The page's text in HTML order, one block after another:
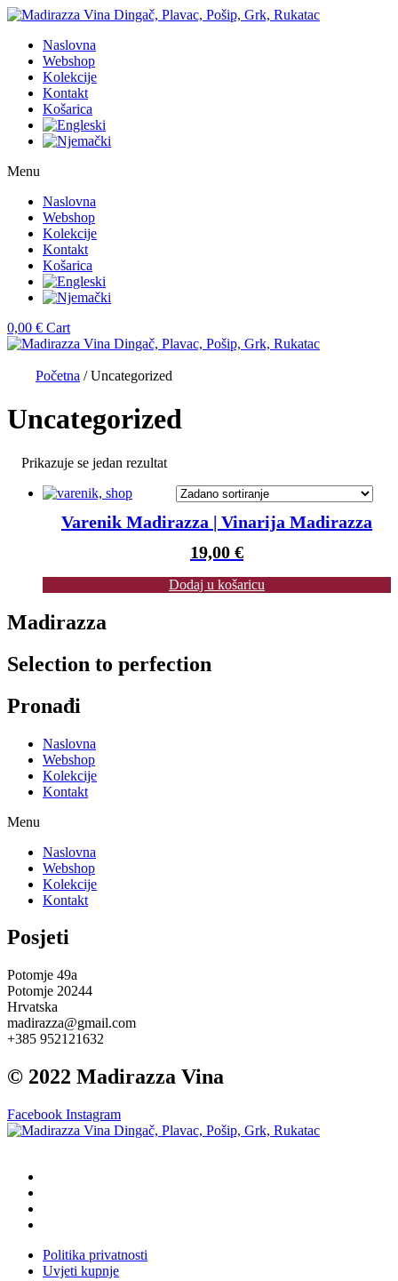
Naslovna
Webshop
Kolekcije
Kontakt
Košarica
Menu
Naslovna
Webshop
Kolekcije
Kontakt
Košarica
0,00 € Cart
Početna / Uncategorized
Uncategorized
Prikazuje se jedan rezultat
Varenik Madirazza | Vinarija Madirazza
19,00 €
Dodaj u košaricu
Madirazza
Selection to perfection
Pronađi
Naslovna
Webshop
Kolekcije
Kontakt
Menu
Naslovna
Webshop
Kolekcije
Kontakt
Posjeti
Potomje 49a
Potomje 20244
Hrvatska
madirazza@gmail.com
+385 952121632
© 2022 Madirazza Vina
Facebook Instagram
Politika privatnosti
Uvjeti kupnje